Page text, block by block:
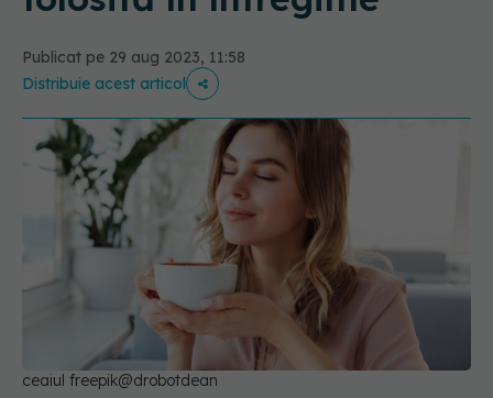
Publicat pe 29 aug 2023, 11:58
Distribuie acest articol
ceaiul freepik@drobotdean